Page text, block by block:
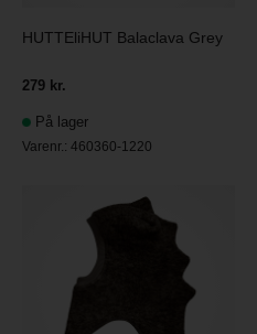
HUTTEliHUT Balaclava Grey
279 kr.
På lager
Varenr.:460360-1220